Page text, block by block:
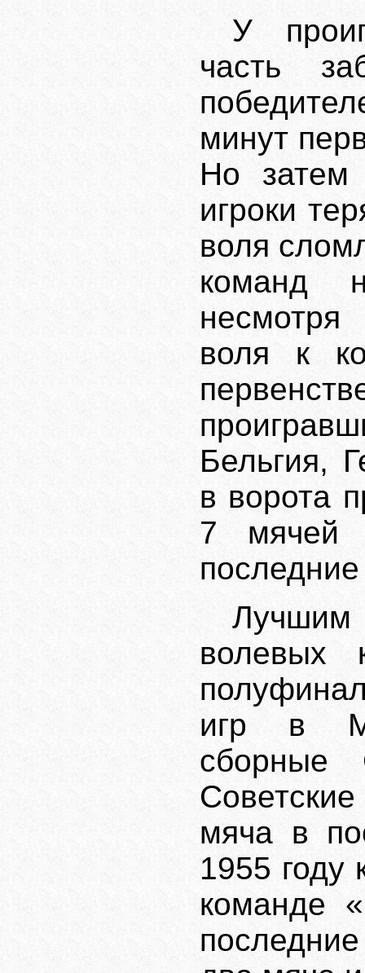
У
часть
минут
Но затем
игроки
воля
команд
воля к
Бельгия,
в ворота
7 мячей
волевых
игр в
мяча в
1955
команде